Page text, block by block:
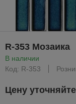
R-353 Мозаика
В наличии
Код: R-353
Цену уточняйте